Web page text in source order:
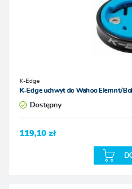
K-Edge
K-Edge uchwyt do Wahoo Elemnt/
Dostępny
119,10 zł